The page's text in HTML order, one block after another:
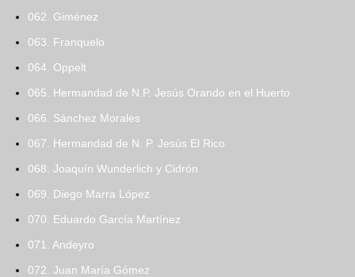
062. Giménez
063. Franquelo
064. Oppelt
065. Hermandad de N.P. Jesús Orando en el Huerto
066. Sánchez Morales
067. Hermandad de N. P. Jesús El Rico
068. Joaquín Wunderlich y Cidrón
069. Diego Marra López
070. Eduardo García Martínez
071. Andeyro
072. Juan María Gómez